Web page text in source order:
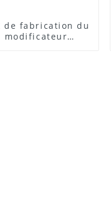
​​de fabrication du
modificateur